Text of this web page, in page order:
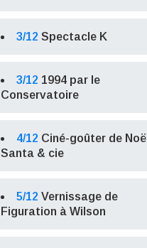
3/12 Spectacle K
3/12 1994 par le
Conservatoire
4/12 Ciné-goûter de Noël
Santa & cie
5/12 Vernissage de
Figuration à Wilson